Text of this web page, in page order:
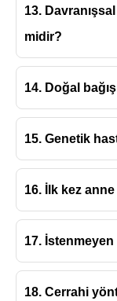
13.
midir?
14. Doğal
15. Genetik
16. İlk kez
17.
18. Cerrahi